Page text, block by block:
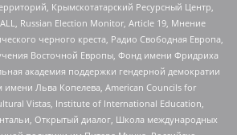
Крымскотатарский Ресурсный Центр,
Russian Election Monitor, Article 19, Мнение
черного креста, Радио Свободная Европа,
Восточной Европы, Фонд имени Фридриха
академия поддержки гендерной демократии
Льва Копелева, American Councils for
Vistas, Institute of International Education,
Открытый диалог, Школа международных